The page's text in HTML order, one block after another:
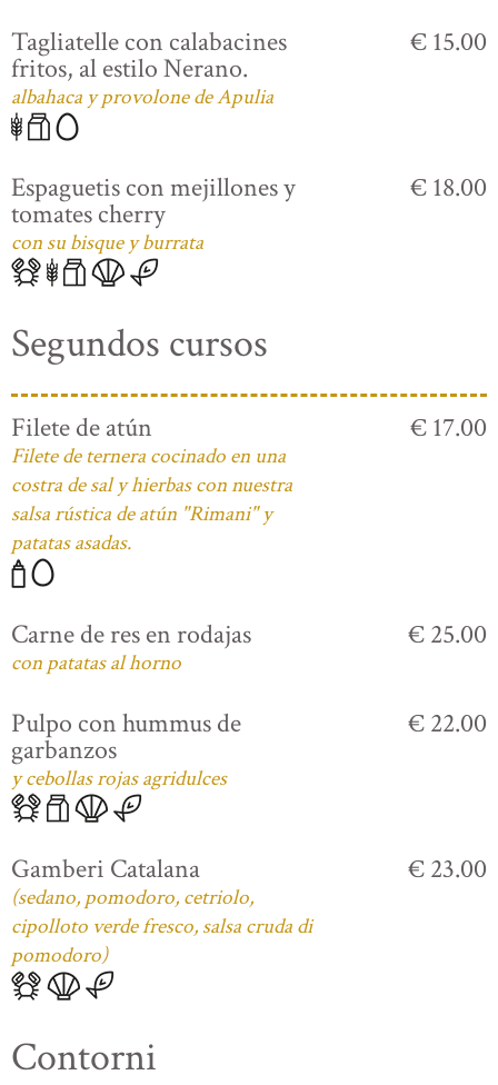
Tagliatelle con calabacines
fritos, al estilo Nerano.
albahaca y provolone de Apulia
€ 15.00
Espaguetis con mejillones y
tomates cherry
con su bisque y burrata
€ 18.00
Segundos cursos
Filete de atún
Filete de ternera cocinado en una
costra de sal y hierbas con nuestra
salsa rústica de atún "Rimani" y
patatas asadas.
€ 17.00
Carne de res en rodajas
con patatas al horno
€ 25.00
Pulpo con hummus de
garbanzos
y cebollas rojas agridulces
€ 22.00
Gamberi Catalana
(sedano, pomodoro, cetriolo,
cipolloto verde fresco, salsa cruda di
pomodoro)
€ 23.00
Contorni